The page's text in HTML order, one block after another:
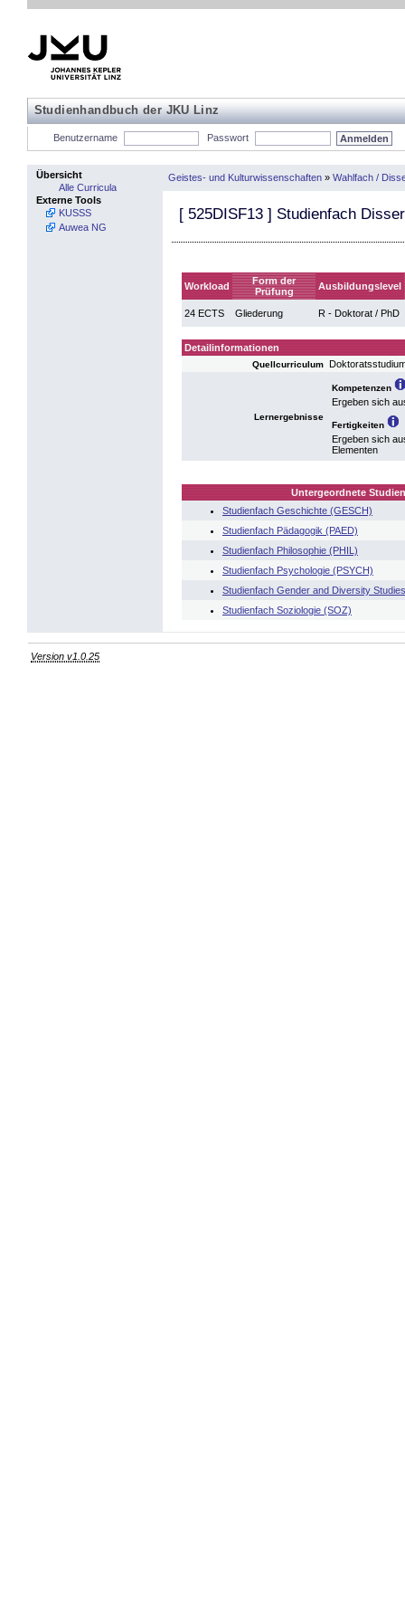
Studienhandbuch der JKU Linz
Benutzername Passwort
Übersicht
Alle Curricula
Externe Tools
KUSSS
Auwea NG
Geistes- und Kulturwissenschaften » Wahlfach /
[ 525DISF13 ] Studienfach
Workload
Form der
Prüfung
Ausbildungslevel
24 ECTS Gliederung R - Doktorat / PhD
Detailinformationen
Quellcurriculum
Lernergebnisse
Kompetenzen
Ergeben sich
Fertigkeiten
Ergeben sich
Elementen
Untergeordnete
Studienfach Geschichte (GESCH)
Studienfach Pädagogik (PAED)
Studienfach Philosophie (PHIL)
Studienfach Psychologie (PSYCH)
Studienfach Gender and Diversity Studies
Studienfach Soziologie (SOZ)
Version v1.0.25